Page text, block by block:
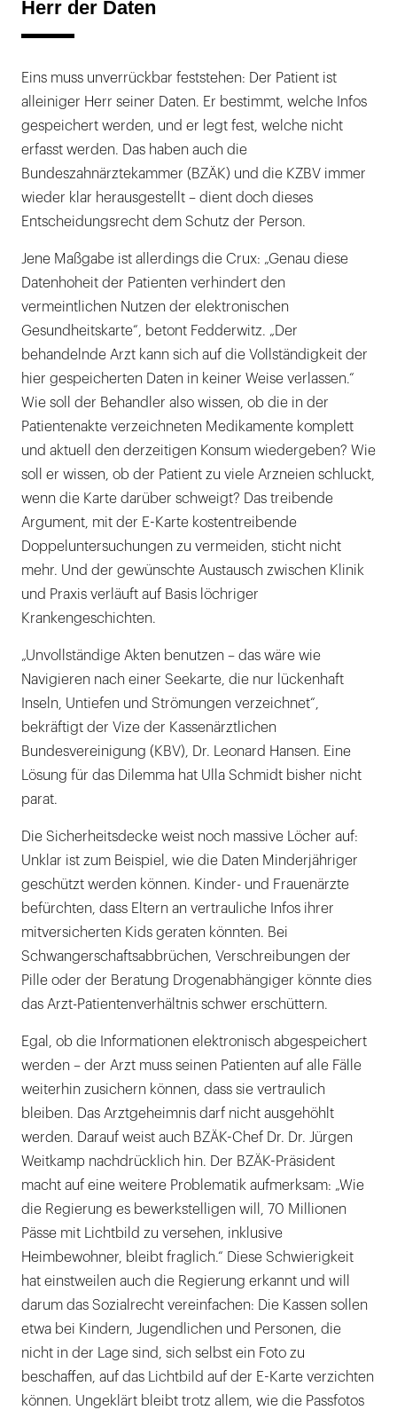
Herr der Daten
Eins muss unverrückbar feststehen: Der Patient ist
alleiniger Herr seiner Daten. Er bestimmt, welche Infos
gespeichert werden, und er legt fest, welche nicht
erfasst werden. Das haben auch die
Bundeszahnärztekammer (BZÄK) und die KZBV immer
wieder klar herausgestellt – dient doch dieses
Entscheidungsrecht dem Schutz der Person.
Jene Maßgabe ist allerdings die Crux: „Genau diese
Datenhoheit der Patienten verhindert den
vermeintlichen Nutzen der elektronischen
Gesundheitskarte“, betont Fedderwitz. „Der
behandelnde Arzt kann sich auf die Vollständigkeit der
hier gespeicherten Daten in keiner Weise verlassen.“
Wie soll der Behandler also wissen, ob die in der
Patientenakte verzeichneten Medikamente komplett
und aktuell den derzeitigen Konsum wiedergeben? Wie
soll er wissen, ob der Patient zu viele Arzneien schluckt,
wenn die Karte darüber schweigt? Das treibende
Argument, mit der E-Karte kostentreibende
Doppeluntersuchungen zu vermeiden, sticht nicht
mehr. Und der gewünschte Austausch zwischen Klinik
und Praxis verläuft auf Basis löchriger
Krankengeschichten.
„Unvollständige Akten benutzen – das wäre wie
Navigieren nach einer Seekarte, die nur lückenhaft
Inseln, Untiefen und Strömungen verzeichnet“,
bekräftigt der Vize der Kassenärztlichen
Bundesvereinigung (KBV), Dr. Leonard Hansen. Eine
Lösung für das Dilemma hat Ulla Schmidt bisher nicht
parat.
Die Sicherheitsdecke weist noch massive Löcher auf:
Unklar ist zum Beispiel, wie die Daten Minderjähriger
geschützt werden können. Kinder- und Frauenärzte
befürchten, dass Eltern an vertrauliche Infos ihrer
mitversicherten Kids geraten könnten. Bei
Schwangerschaftsabbrüchen, Verschreibungen der
Pille oder der Beratung Drogenabhängiger könnte dies
das Arzt-Patientenverhältnis schwer erschüttern.
Egal, ob die Informationen elektronisch abgespeichert
werden – der Arzt muss seinen Patienten auf alle Fälle
weiterhin zusichern können, dass sie vertraulich
bleiben. Das Arztgeheimnis darf nicht ausgehöhlt
werden. Darauf weist auch BZÄK-Chef Dr. Dr. Jürgen
Weitkamp nachdrücklich hin. Der BZÄK-Präsident
macht auf eine weitere Problematik aufmerksam: „Wie
die Regierung es bewerkstelligen will, 70 Millionen
Pässe mit Lichtbild zu versehen, inklusive
Heimbewohner, bleibt fraglich.“ Diese Schwierigkeit
hat einstweilen auch die Regierung erkannt und will
darum das Sozialrecht vereinfachen: Die Kassen sollen
etwa bei Kindern, Jugendlichen und Personen, die
nicht in der Lage sind, sich selbst ein Foto zu
beschaffen, auf das Lichtbild auf der E-Karte verzichten
können. Ungeklärt bleibt trotz allem, wie die Passfotos